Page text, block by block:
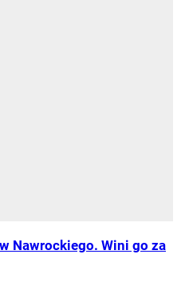
Nawrockiego. Wini go za